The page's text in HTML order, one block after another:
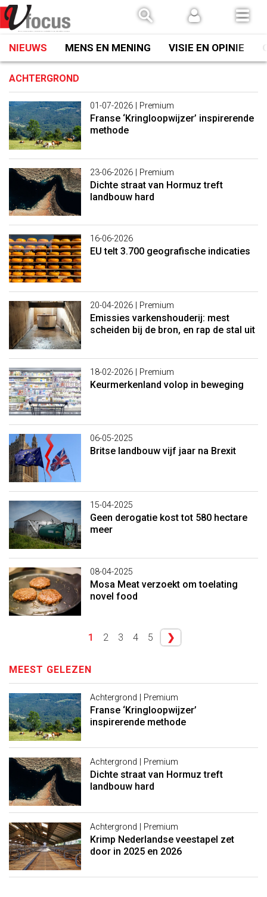
Spring
naar
inhoud
NIEUWS MENS EN MENING VISIE EN OPINIE
ACHTERGROND
01-07-2026| Premium
Franse ‘Kringloopwijzer’ inspirerende
methode
23-06-2026| Premium
Dichte straat van Hormuz treft
landbouw hard
16-06-2026
EU telt 3.700 geografische indicaties
20-04-2026| Premium
Emissies varkenshouderij: mest
scheiden bij de bron, en rap de stal uit
18-02-2026| Premium
Keurmerkenland volop in beweging
06-05-2025
Britse landbouw vijf jaar na Brexit
15-04-2025
Geen derogatie kost tot 580 hectare
meer
08-04-2025
Mosa Meat verzoekt om toelating
novel food
1 2 3 4 5 ❯
MEEST GELEZEN
Achtergrond | Premium
Franse ‘Kringloopwijzer’
inspirerende methode
Achtergrond | Premium
Dichte straat van Hormuz treft
landbouw hard
Achtergrond | Premium
Krimp Nederlandse veestapel zet
door in 2025 en 2026